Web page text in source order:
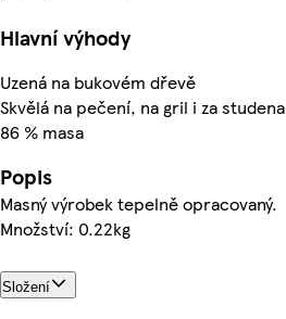
Hlavní výhody
Uzená na bukovém dřevě
Skvělá na pečení, na gril i za studena
86 % masa
Popis
Masný výrobek tepelně opracovaný.
Množství: 0.22kg
Složení